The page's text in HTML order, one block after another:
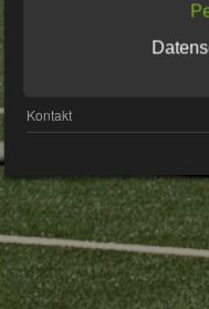
© Bsv2009er.de
Kontakt